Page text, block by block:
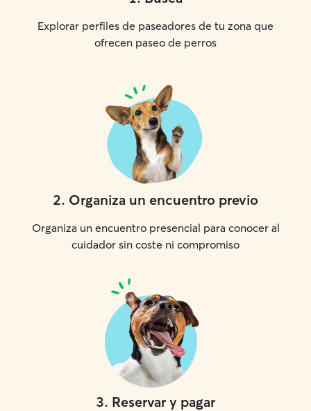
Explorar perfiles de paseadores de tu zona que
ofrecen paseo de perros
2. Organiza un encuentro previo
Organiza un encuentro presencial para conocer al
cuidador sin coste ni compromiso
3. Reservar y pagar